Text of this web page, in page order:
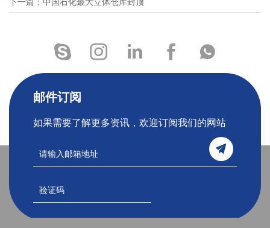
邮件订阅
如果需要了解更多资讯，欢迎订阅我们的网站